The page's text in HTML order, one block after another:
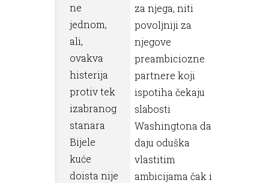
ne
jednom,
ali,
ovakva
histerija
protiv tek
izabranog
stanara
Bijele
kuće
doista nije
za njega, niti
povoljniji za
njegove
preambiciozne
partnere koji
ispotiha čekaju
slabosti
Washingtona da
daju oduška
vlastitim
ambicijama čak i